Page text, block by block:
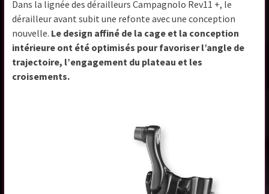
Dans la lignée des dérailleurs Campagnolo Rev11 +, le
dérailleur avant subit une refonte avec une conception
nouvelle. Le design affiné de la cage et la conception
intérieure ont été optimisés pour favoriser l’angle de
trajectoire, l’engagement du plateau et les
croisements.